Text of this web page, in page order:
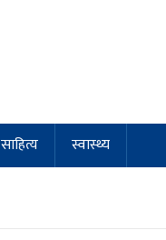
साहित्य स्वास्थ्य